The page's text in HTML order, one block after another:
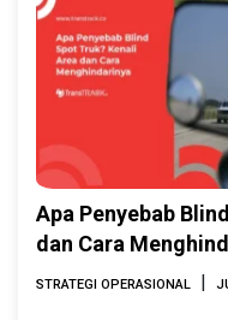
Apa Penyebab
dan Cara
STRATEGI OPERASIONAL |